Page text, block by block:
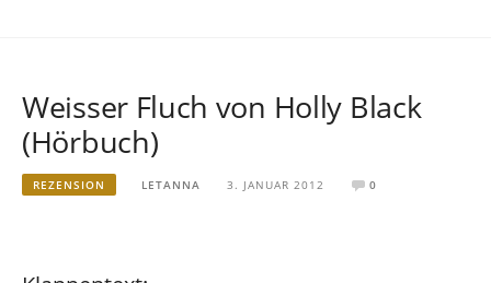
Weisser Fluch von Holly Black
(Hörbuch)
REZENSION LETANNA 3. JANUAR 2012 0